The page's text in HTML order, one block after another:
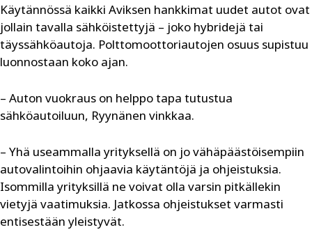
Käytännössä kaikki Aviksen hankkimat uudet autot ovat
jollain tavalla sähköistettyjä – joko hybridejä tai
täyssähköautoja. Polttomoottoriautojen osuus supistuu
luonnostaan koko ajan.
– Auton vuokraus on helppo tapa tutustua
sähköautoiluun, Ryynänen vinkkaa.
– Yhä useammalla yrityksellä on jo vähäpäästöisempiin
autovalintoihin ohjaavia käytäntöjä ja ohjeistuksia.
Isommilla yrityksillä ne voivat olla varsin pitkällekin
vietyjä vaatimuksia. Jatkossa ohjeistukset varmasti
entisestään yleistyvät.